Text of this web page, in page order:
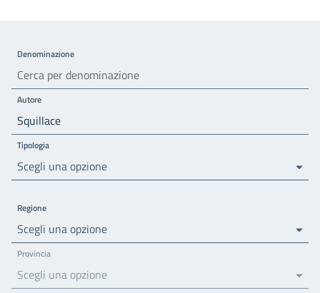
Denominazione
Autore
Tipologia
Scegli una opzione
Regione
Scegli una opzione
Provincia
Scegli una opzione